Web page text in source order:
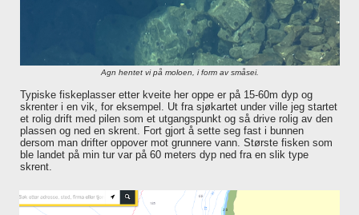
Agn hentet vi på moloen, i form av småsei.
Typiske fiskeplasser etter kveite her oppe er på 15-60m dyp og
skrenter i en vik, for eksempel. Ut fra sjøkartet under ville jeg startet
et rolig drift med pilen som et utgangspunkt og så drive rolig av den
plassen og ned en skrent. Fort gjort å sette seg fast i bunnen
dersom man drifter oppover mot grunnere vann. Største fisken som
ble landet på min tur var på 60 meters dyp ned fra en slik type
skrent.